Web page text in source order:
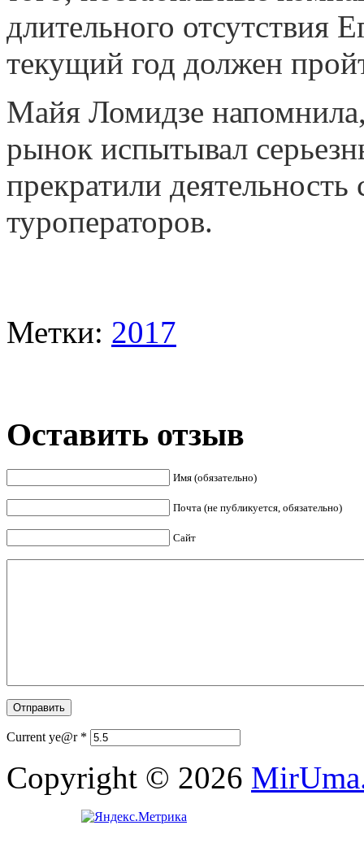
длительного отсутствия
текущий год должен
Майя Ломидзе
рынок испытывал
прекратили
туроператоров.
Метки: 2017
Оставить отзыв
Имя (обязательно)
Почта (не публикуется, обязательно)
Сайт
Current ye@r *
Copyright © 2026